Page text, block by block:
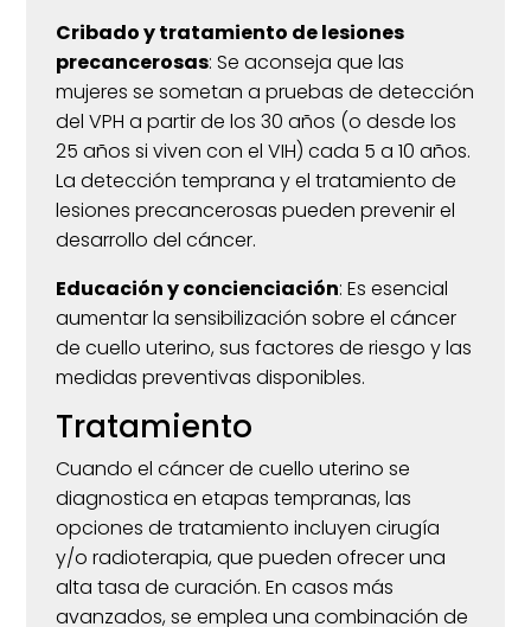
Cribado y tratamiento de lesiones
precancerosas:Se aconseja que las
mujeres se sometan a pruebas de detección
del VPH a partir de los 30 años (o desde los
25 años si viven con el VIH) cada 5 a 10 años.
La detección temprana y el tratamiento de
lesiones precancerosas pueden prevenir el
desarrollo del cáncer.
Educación y concienciación:Es esencial
aumentar la sensibilización sobre el cáncer
de cuello uterino, sus factores de riesgo y las
medidas preventivas disponibles.
Tratamiento
Cuando el cáncer de cuello uterino se
diagnostica en etapas tempranas, las
opciones de tratamiento incluyen cirugía
y/o radioterapia, que pueden ofrecer una
alta tasa de curación. En casos más
avanzados, se emplea una combinación de